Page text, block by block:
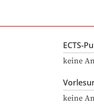
ECTS-
keine
keine